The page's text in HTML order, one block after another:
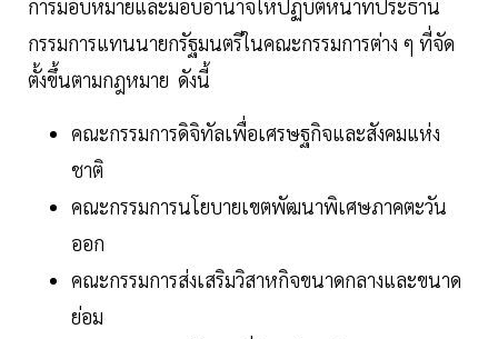
การมอบหมายและมอบอำนาจให้ปฏิบัติหน้าที่ประธาน
กรรมการแทนนายกรัฐมนตรีในคณะกรรมการต่าง ๆ ที่จัด
ตั้งขึ้นตามกฎหมาย ดังนี้
คณะกรรมการดิจิทัลเพื่อเศรษฐกิจและสังคมแห่ง
ชาติ
คณะกรรมการนโยบายเขตพัฒนาพิเศษภาคตะวัน
ออก
คณะกรรมการส่งเสริมวิสาหกิจขนาดกลางและขนาด
ย่อม